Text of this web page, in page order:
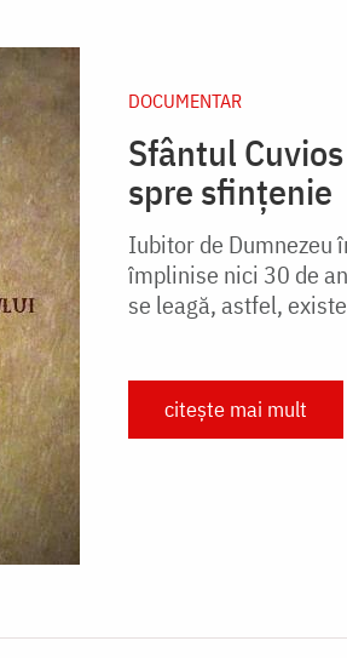
DOCUMENTAR
Sfântul
spre sfințenie
Iubitor de Dumnezeu
împlinise nici 30 de
se leagă, astfel,
citește mai mult